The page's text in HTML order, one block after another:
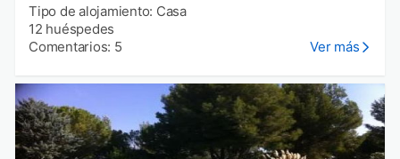
Tipo de alojamiento: Casa
12 huéspedes
Comentarios: 5
Ver más